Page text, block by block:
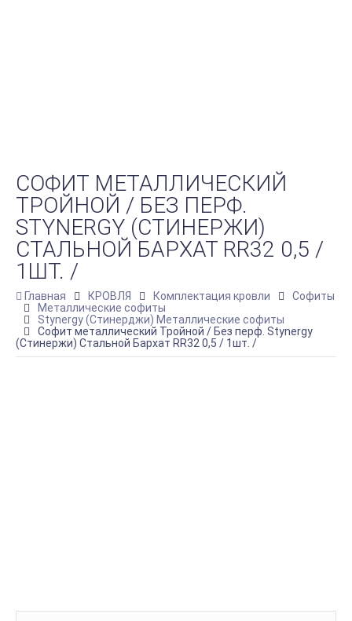
СОФИТ МЕТАЛЛИЧЕСКИЙ
ТРОЙНОЙ / БЕЗ ПЕРФ.
STYNERGY (СТИНЕРЖИ)
СТАЛЬНОЙ БАРХАТ RR32 0,5 /
1ШТ. /
Главная КРОВЛЯ Комплектация кровли
Софиты
Металлические софиты
Stynergy (Стинерджи) Металлические софиты
Софит металлический Тройной / Без перф. Stynergy
(Стинержи) Стальной Бархат RR32 0,5 / 1шт. /